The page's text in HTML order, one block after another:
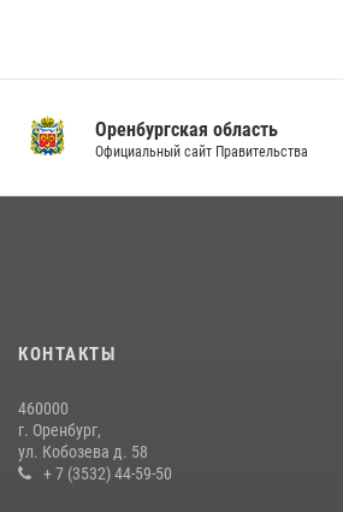
14 июля 2026, 10:43
16 июля 2026, 10:15
проведён рейд по строительным объектам
23 июля 2026, 10:47
Оренбургская область
Официальный сайт Правительства
КОНТАКТЫ
460000
г. Оренбург,
ул. Кобозева д. 58
+ 7 (3532) 44-59-50